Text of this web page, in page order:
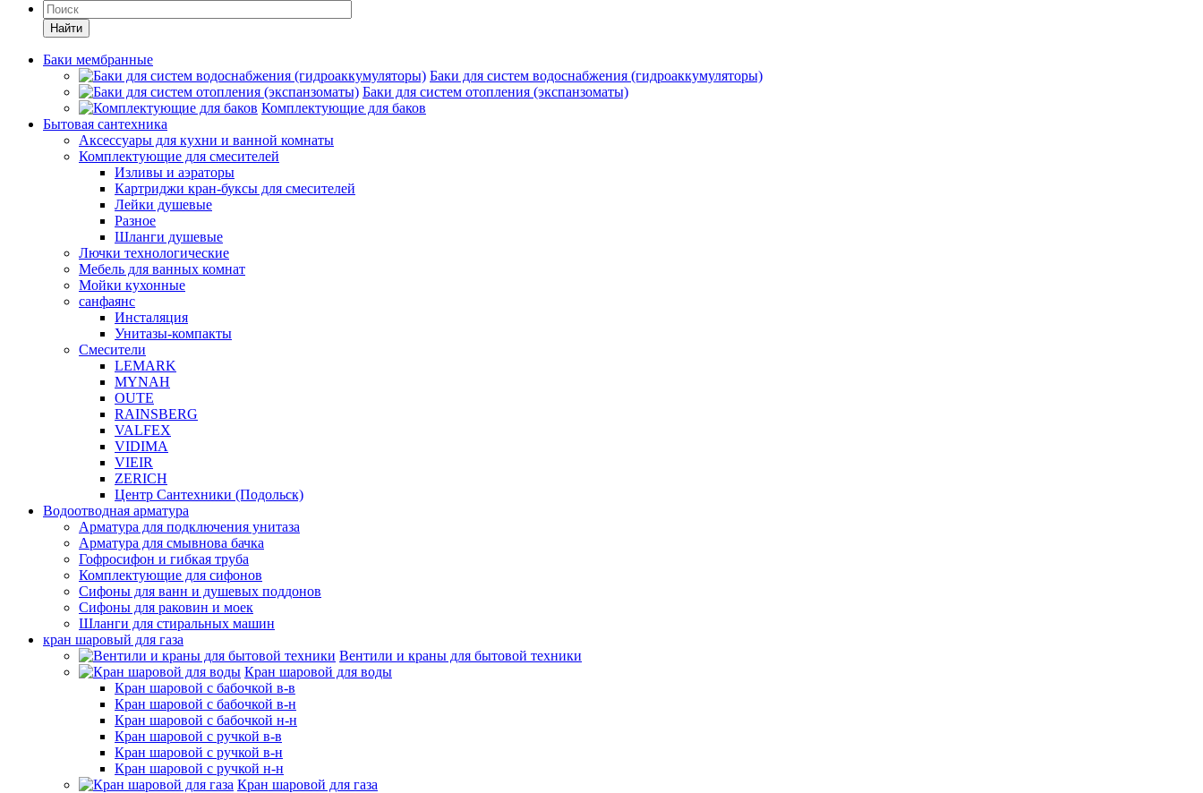
Найти
Баки мембранные
Баки для систем водоснабжения (гидроаккумуляторы)
Баки для систем отопления (экспанзоматы)
Комплектующие для баков
Бытовая сантехника
Аксессуары для кухни и ванной комнаты
Комплектующие для смесителей
Изливы и аэраторы
Картриджи кран-буксы для смесителей
Лейки душевые
Разное
Шланги душевые
Лючки технологические
Мебель для ванных комнат
Мойки кухонные
санфаянс
Инсталяция
Унитазы-компакты
Смесители
LEMARK
MYNAH
OUTE
RAINSBERG
VALFEX
VIDIMA
VIEIR
ZERICH
Центр Сантехники (Подольск)
Водоотводная арматура
Арматура для подключения унитаза
Арматура для смывнова бачка
Гофросифон и гибкая труба
Комплектующие для сифонов
Сифоны для ванн и душевых поддонов
Сифоны для раковин и моек
Шланги для стиральных машин
кран шаровый для газа
Вентили и краны для бытовой техники
Кран шаровой для воды
Кран шаровой с бабочкой в-в
Кран шаровой с бабочкой в-н
Кран шаровой с бабочкой н-н
Кран шаровой с ручкой в-в
Кран шаровой с ручкой в-н
Кран шаровой с ручкой н-н
Кран шаровой для газа